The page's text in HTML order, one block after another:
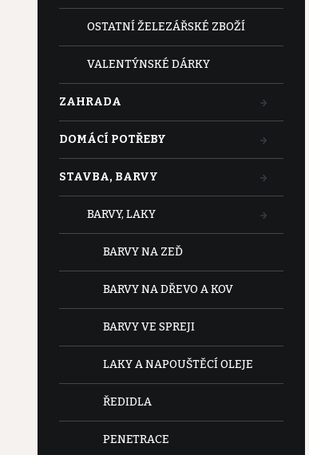
OSTATNÍ ŽELEZÁŘSKÉ ZBOŽÍ
VALENTÝNSKÉ DÁRKY
ZAHRADA
DOMÁCÍ POTŘEBY
STAVBA, BARVY
BARVY, LAKY
BARVY NA ZEĎ
BARVY NA DŘEVO A KOV
BARVY VE SPREJI
LAKY A NAPOUŠTĚCÍ OLEJE
ŘEDIDLA
PENETRACE